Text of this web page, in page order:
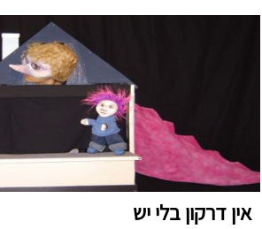
אין דרקון בלי יש